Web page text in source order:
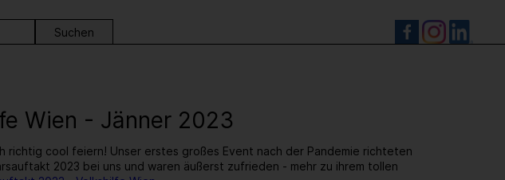
Wien - Jänner 2023
richtig cool feiern! Unser erstes großes Event nach der Pandemie richteten
2023 bei uns und waren äußerst zufrieden - mehr zu ihrem tollen